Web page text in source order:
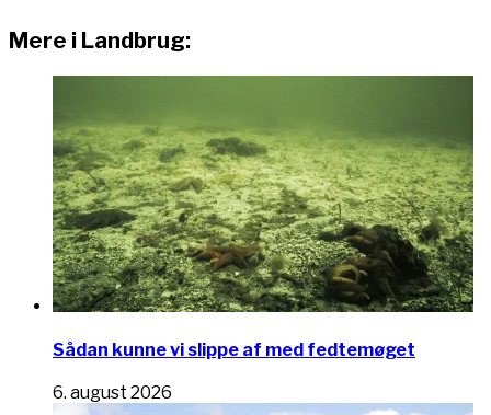
Mere i Landbrug:
Sådan kunne vi slippe af med fedtemøget
6. august 2026